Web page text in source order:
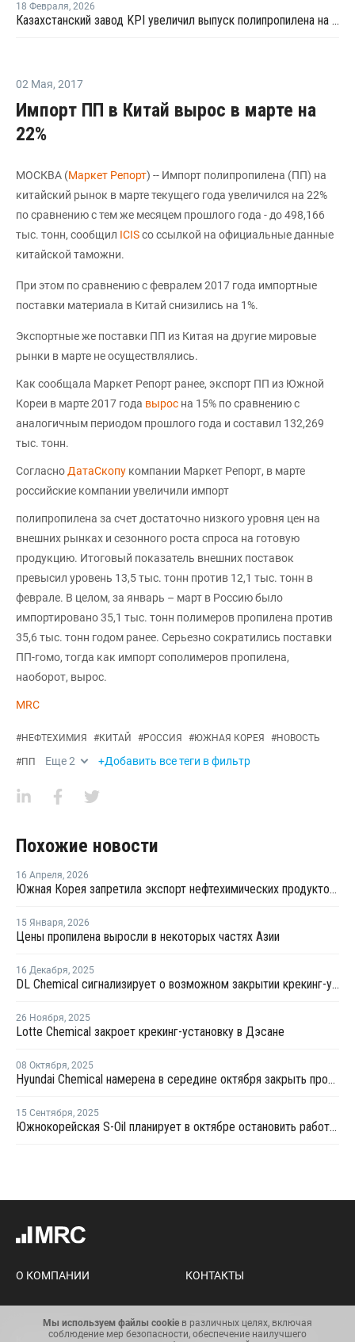
18 Февраля, 2026
Казахстанский завод KPI увеличил выпуск полипропилена на 71% в 2025 году
02 Мая, 2017
Импорт ПП в Китай вырос в марте на
22%
МОСКВА (Маркет Репорт) -- Импорт полипропилена (ПП) на
китайский рынок в марте текущего года увеличился на 22%
по сравнению с тем же месяцем прошлого года - до 498,166
тыс. тонн, сообщил ICISсо ссылкой на официальные данные
китайской таможни.
При этом по сравнению с февралем 2017 года импортные
поставки материала в Китай снизились на 1%.
Экспортные же поставки ПП из Китая на другие мировые
рынки в марте не осуществлялись.
Как сообщала Маркет Репорт ранее, экспорт ПП из Южной
Кореи в марте 2017 года вырос на 15% по сравнению с
аналогичным периодом прошлого года и составил 132,269
тыс. тонн.
Согласно ДатаСкопу компании Маркет Репорт, в марте
российские компании увеличили импорт
полипропилена за счет достаточно низкого уровня цен на
внешних рынках и сезонного роста спроса на готовую
продукцию. Итоговый показатель внешних поставок
превысил уровень 13,5 тыс. тонн против 12,1 тыс. тонн в
феврале. В целом, за январь – март в Россию было
импортировано 35,1 тыс. тонн полимеров пропилена против
35,6 тыс. тонн годом ранее. Серьезно сократились поставки
ПП-гомо, тогда как импорт сополимеров пропилена,
наоборот, вырос.
MRC
#НЕФТЕХИМИЯ #КИТАЙ #РОССИЯ #ЮЖНАЯ КОРЕЯ #НОВОСТЬ
#ПП Еще2 +Добавить все теги в фильтр
Похожие новости
16 Апреля, 2026
Южная Корея запретила экспорт нефтехимических продуктов из нафты
15 Января, 2026
Цены пропилена выросли в некоторых частях Азии
16 Декабря, 2025
DL Chemical сигнализирует о возможном закрытии крекинг-установки №1 YNCC
26 Ноября, 2025
Lotte Chemical закроет крекинг-установку в Дэсане
08 Октября, 2025
Hyundai Chemical намерена в середине октября закрыть производство на крекинг-установке в Даэсане на ремонт
15 Сентября, 2025
Южнокорейская S-Oil планирует в октябре остановить работу установки каткрекинга №1 в Онсане
О КОМПАНИИ КОНТАКТЫ
Мы используем файлы cookie в различных целях, включая
соблюдение мер безопасности, обеспечение наилучшего